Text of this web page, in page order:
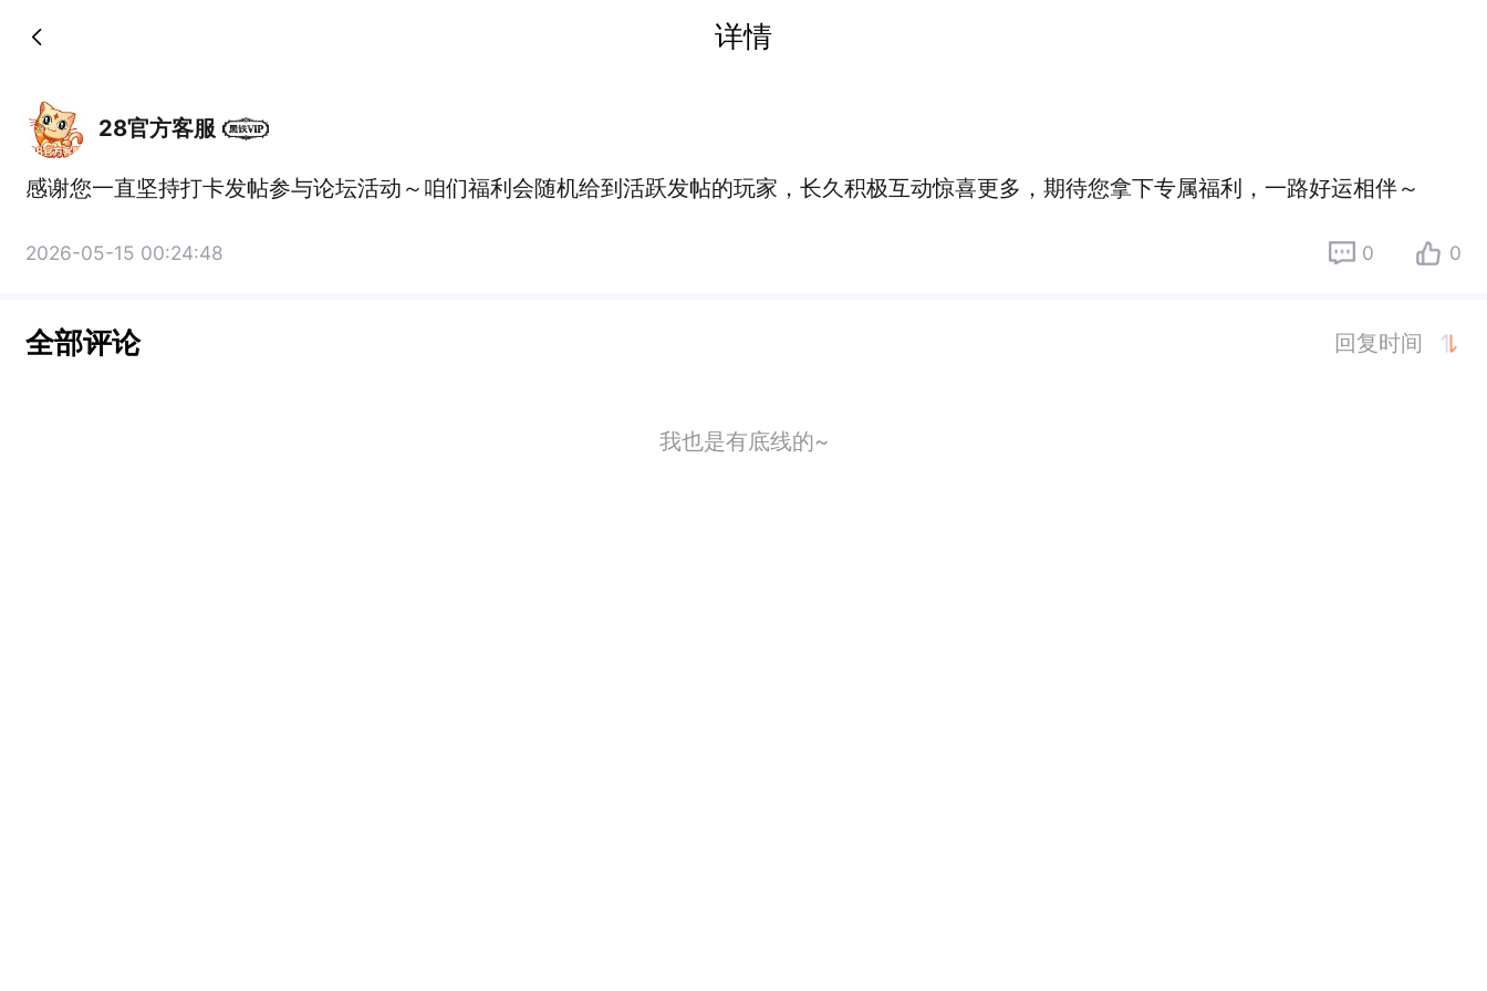
详情
28官方客服
感谢您一直坚持打卡发帖参与论坛活动～咱们福利会随机给到活跃发帖的玩家，长久积极互动惊喜更多，期待您拿下专属福利，一路好运相伴～
2026-05-15 00:24:48 0 0
全部评论 回复时间
我也是有底线的~